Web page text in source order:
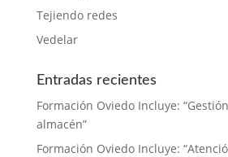
Tejiendo redes
Vedelar
Entradas recientes
Formación Oviedo Incluye:
almacén”
Formación Oviedo Incluye: